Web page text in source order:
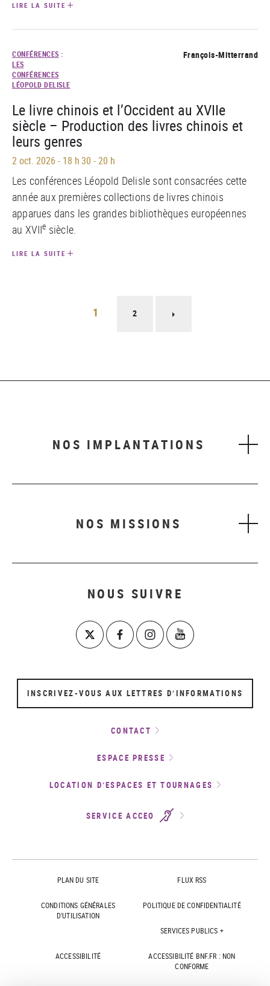
LIRE LA SUITE
CONFÉRENCES :
LES
CONFÉRENCES
LÉOPOLD DELISLE
François-Mitterrand
Le livre chinois et l’Occident au XVIIe
siècle – Production des livres chinois et
leurs genres
2 oct. 2026 - 18 h 30 - 20 h
Les conférences Léopold Delisle sont consacrées cette
année aux premières collections de livres chinois
apparues dans les grandes bibliothèques européennes
au XVIIe siècle.
LIRE LA SUITE
1 2
NOS IMPLANTATIONS
NOS MISSIONS
NOUS SUIVRE
INSCRIVEZ-VOUS AUX LETTRES D’INFORMATIONS
CONTACT
ESPACE PRESSE
LOCATION D’ESPACES ET TOURNAGES
SERVICE ACCEO
PLAN DU SITE FLUX RSS
CONDITIONS GÉNÉRALES
D'UTILISATION
POLITIQUE DE CONFIDENTIALITÉ
SERVICES PUBLICS +
ACCESSIBILITÉ
ACCESSIBILITÉ BNF.FR : NON
CONFORME